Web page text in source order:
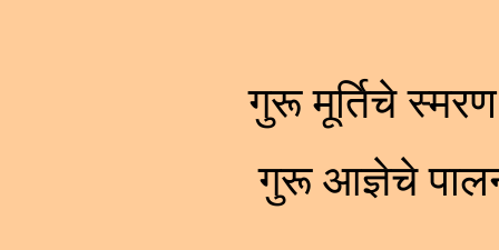
गुरू मूर्तिचे
गुरू आज्ञेचे